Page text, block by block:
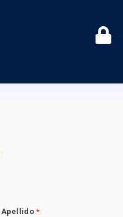
Apellido*